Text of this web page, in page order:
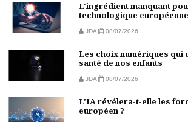
L'ingrédient manquant
technologique européenne
JDA 08/07/2026
Les choix numériques qui
santé de nos enfants
JDA 08/07/2026
L'IA révélera-t-elle les
européen ?